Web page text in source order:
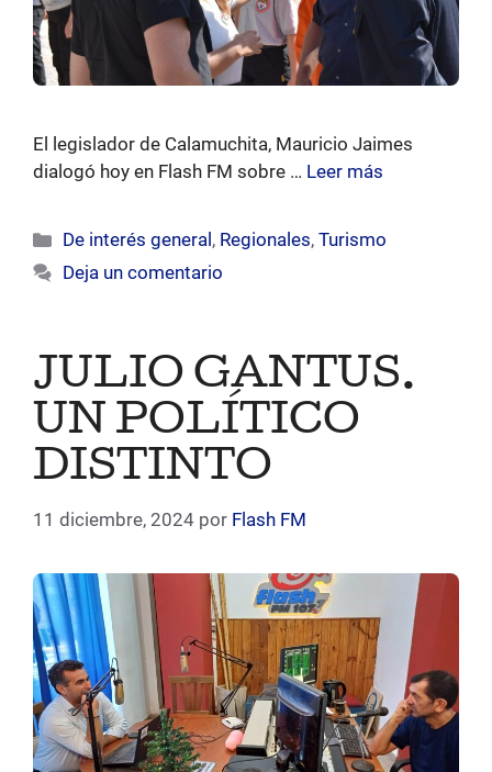
El legislador de Calamuchita, Mauricio Jaimes
dialogó hoy en Flash FM sobre … Leer más
Categorías
De interés general , Regionales,Turismo
Deja un comentario
JULIO GANTUS.
UN POLÍTICO
DISTINTO
11 diciembre, 2024 por Flash FM